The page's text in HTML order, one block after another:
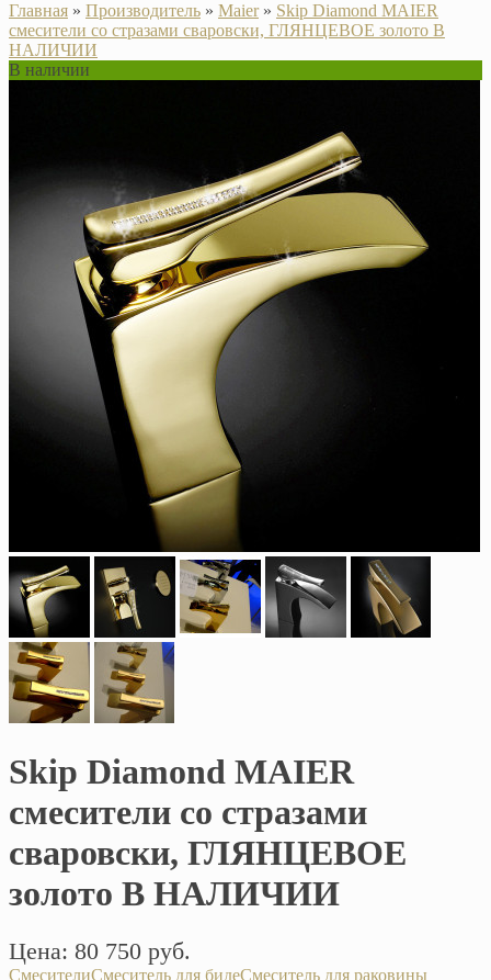
Главная » Производитель » Maier» Skip Diamond MAIER
смесители со стразами сваровски, ГЛЯНЦЕВОЕ золото В
НАЛИЧИИ
В наличии
Skip Diamond MAIER
смесители со стразами
сваровски, ГЛЯНЦЕВОЕ
золото В НАЛИЧИИ
Цена: 80 750 руб.
СмесителиСмеситель для бидеСмеситель для раковины